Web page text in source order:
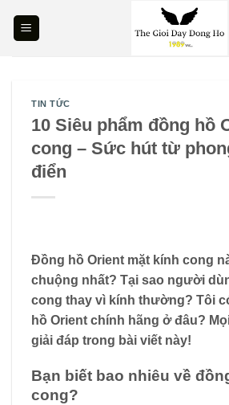
TIN TỨC
10 Siêu phẩm đồng hồ
cong – Sức hút từ
điển
Đồng hồ Orient mặt kính cong
chuộng nhất? Tại sao người
cong thay vì kính thường? Tôi
hồ Orient chính hãng ở đâu?
giải đáp trong bài viết này!
Bạn biết bao nhiêu về
cong?